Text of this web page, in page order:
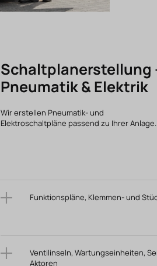
Schaltplanerstellung
Pneumatik & Elektrik
Wir erstellen Pneumatik- und
Elektroschaltpläne passend zu Ihrer Anlage.
Funktionspläne, Klemmen- und
Ventilinseln, Wartungseinheiten,
Aktoren